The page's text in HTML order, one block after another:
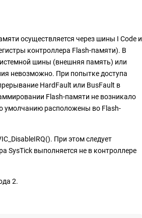
осуществляется через шины I Code и
контроллера Flash-памяти). В
шины (внешняя память) или
невозможно. При попытке доступа
HardFault или BusFault в
Flash-памяти не возникало
умолчанию расположены во Flash-
При этом следует
SysTick выполняется не в контроллере
2.